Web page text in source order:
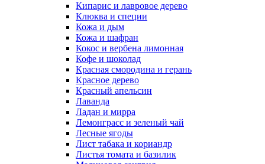
Кипарис и лавровое дерево
Клюква и специи
Кожа и дым
Кожа и шафран
Кокос и вербена лимонная
Кофе и шоколад
Красная смородина и герань
Красное дерево
Красный апельсин
Лаванда
Ладан и мирра
Лемонграсс и зеленый чай
Лесные ягоды
Лист табака и кориандр
Листья томата и базилик